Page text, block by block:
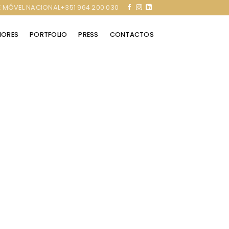
MÓVEL NACIONAL+351 964 200 030
PORTFOLIO PRESS CONTACTOS